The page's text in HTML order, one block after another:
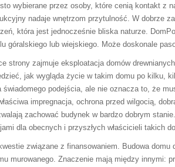
wybierane przez osoby, które cenią kontakt z
nadaje wnętrzom przytulność. W dobrze
która jest jednocześnie bliska naturze.
góralskiego lub wiejskiego. Może doskonale
strony zajmuje eksploatacja domów
jak wygląda życie w takim domu po kilku,
świadomego podejścia, ale nie oznacza to, że
impregnacja, ochrona przed wilgocią,
zachować budynek w bardzo dobrym
dla obecnych i przyszłych właścicieli takich
związane z finansowaniem. Budowa domu
murowanego. Znaczenie mają między innymi: